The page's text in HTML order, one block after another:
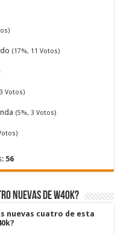
(17%, 11 Votos)
Votos)
(5%, 3 Votos)
56
nuevas de W40k?
nuevas cuatro de esta